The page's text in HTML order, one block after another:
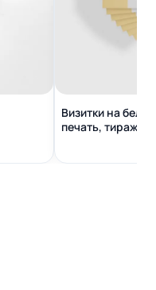
Визитки на
печать, тираж